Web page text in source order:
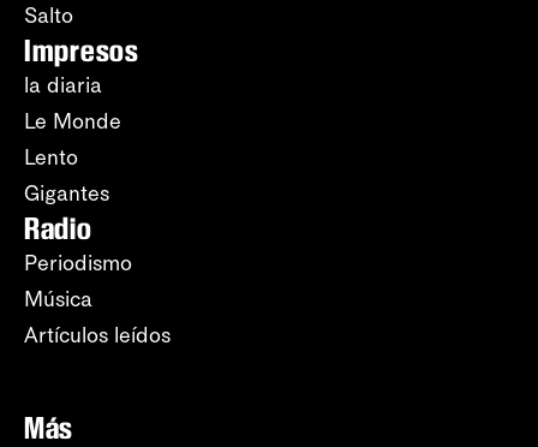
Salto
Impresos
la diaria
Le Monde
Lento
Gigantes
Radio
Periodismo
Música
Artículos leídos
Más